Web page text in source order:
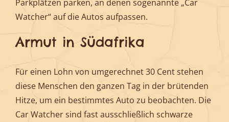
Parkplätzen parken, an denen sogenannte „Car
Watcher“ auf die Autos aufpassen.
Armut in Südafrika
Für einen Lohn von umgerechnet 30 Cent stehen
diese Menschen den ganzen Tag in der brütenden
Hitze, um ein bestimmtes Auto zu beobachten. Die
Car Watcher sind fast ausschließlich schwarze